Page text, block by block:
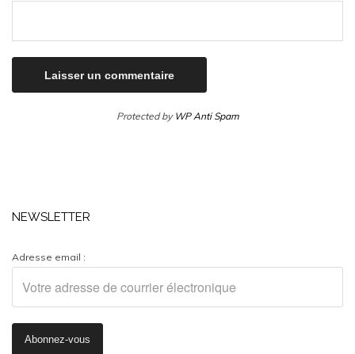
Protected by WP Anti Spam
NEWSLETTER
Adresse email :